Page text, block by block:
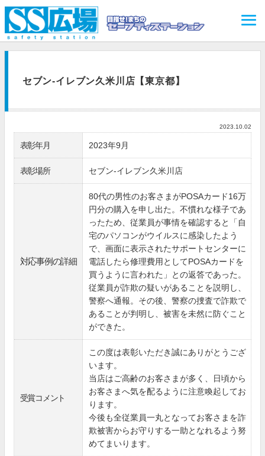
セブン-イレブン久米川店【東京都】
2023.10.02
表彰年月 2023年9月
表彰場所 セブン-イレブン久米川店
対応事例の詳細
80代の男性のお客さまがPOSAカード16万
円分の購入を申し出た。不慣れな様子であ
ったため、従業員が事情を確認すると「自
宅のパソコンがウイルスに感染したよう
で、画面に表示されたサポートセンターに
電話したら修理費用としてPOSAカードを
買うように言われた」との返答であった。
従業員が詐欺の疑いがあることを説明し、
警察へ通報。その後、警察の捜査で詐欺で
あることが判明し、被害を未然に防ぐこと
ができた。
受賞コメント
この度は表彰いただき誠にありがとうござ
います。
当店はご高齢のお客さまが多く、日頃から
お客さまへ気を配るように注意喚起してお
ります。
今後も全従業員一丸となってお客さまを詐
欺被害からお守りする一助となれるよう努
めてまいります。